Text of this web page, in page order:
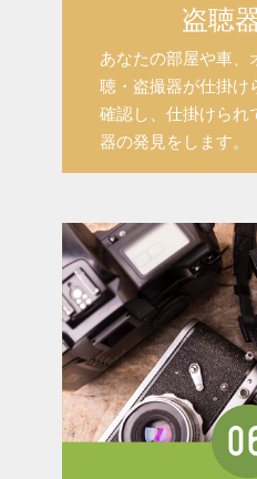
盗聴
あなたの部屋や車、
聴・盗撮器が仕掛け
確認し、仕掛けられ
器の発見をします。